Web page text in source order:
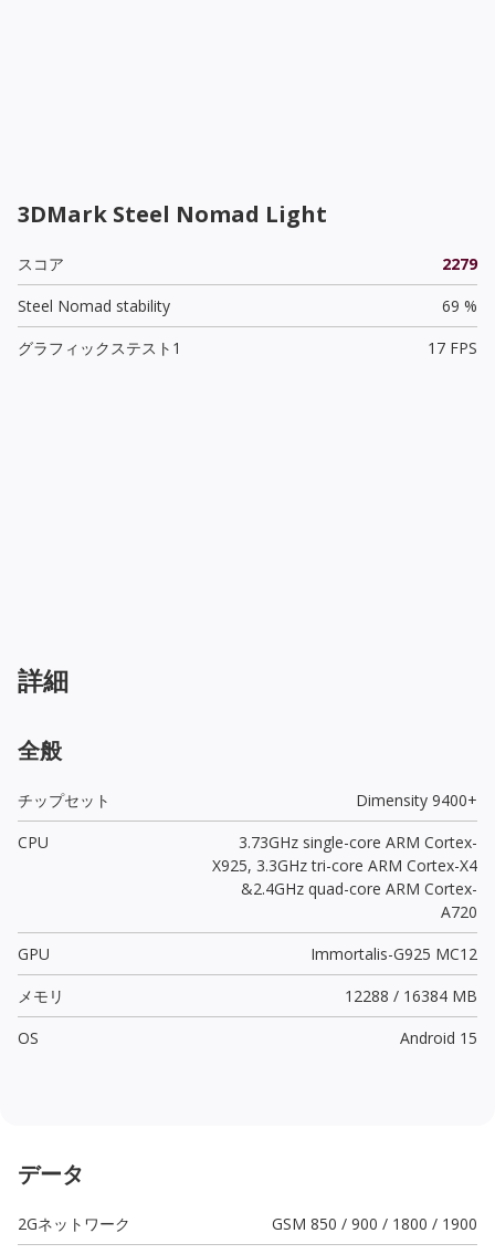
3DMark Steel Nomad Light
スコア
2279
Steel Nomad stability
69 %
グラフィックステスト1
17 FPS
詳細
全般
チップセット
Dimensity 9400+
CPU
3.73GHz single-core ARM Cortex-
X925, 3.3GHz tri-core ARM Cortex-X4
&2.4GHz quad-core ARM Cortex-
A720
GPU
Immortalis-G925 MC12
メモリ
12288 / 16384 MB
OS
Android 15
データ
2Gネットワーク
GSM 850 / 900 / 1800 / 1900